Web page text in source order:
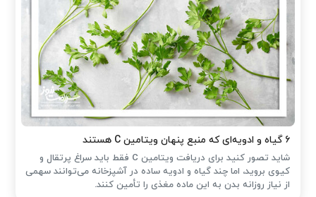
۶ گیاه و ادویه‌ای که منبع پنهان ویتامین C هستند
شاید تصور کنید برای دریافت ویتامین C فقط باید سراغ پرتقال و
کیوی بروید، اما چند گیاه و ادویه ساده در آشپزخانه می‌توانند سهمی
از نیاز روزانه بدن به این ماده مغذی را تأمین کنند.